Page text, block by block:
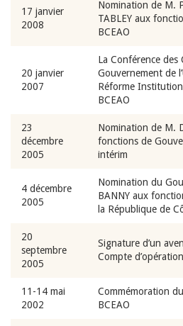
17 janvier
2008
Nomination de M.
TABLEY aux
BCEAO
20 janvier
2007
La Conférence des
Gouvernement de
Réforme
BCEAO
23
décembre
2005
Nomination de M.
fonctions de
intérim
4 décembre
2005
Nomination du
BANNY aux
la République de
20
septembre
2005
Signature d’un
Compte
11-14 mai
2002
Commémoration
BCEAO